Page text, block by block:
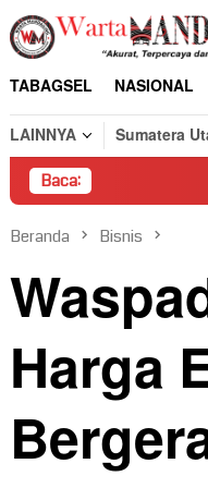
Loncat
konten
TABAGSEL NASIONAL
LAINNYA
Sumatera
Baca:
Beranda Bisnis
Harga